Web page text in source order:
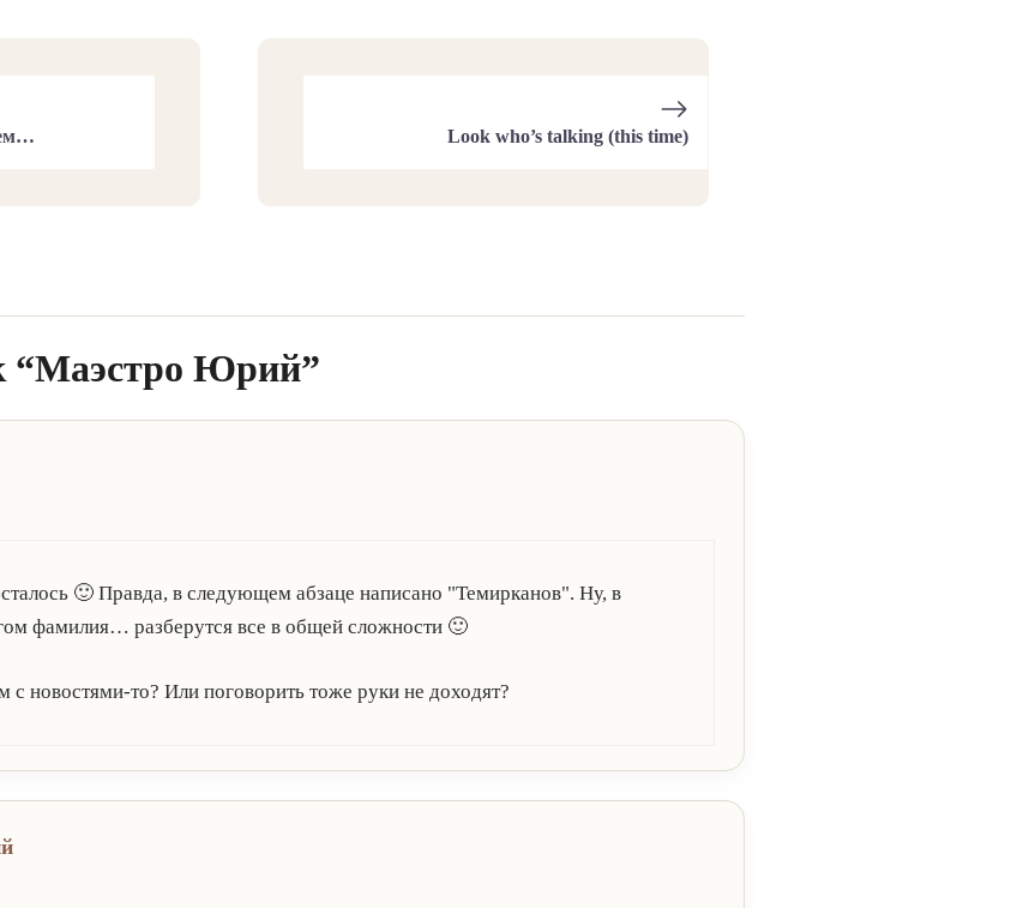
Look who’s talking (this time)
“Маэстро Юрий”
🙂 Правда, в следующем абзаце написано "Темирканов". Ну, в
фамилия… разберутся все в общей сложности 🙂
новостями-то? Или поговорить тоже руки не доходят?